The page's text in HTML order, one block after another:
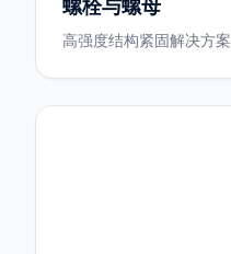
螺栓与螺母
高强度结构紧固解决方案